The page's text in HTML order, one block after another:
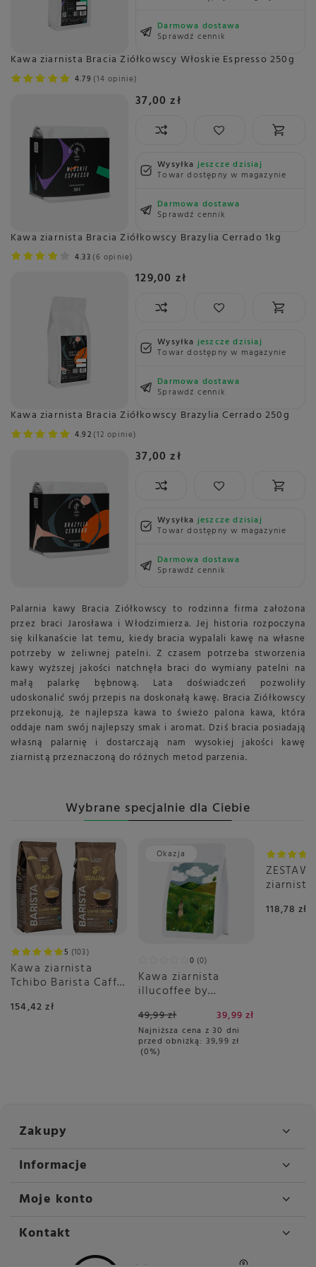
Darmowa dostawa
Sprawdź cennik
Kawa ziarnista Bracia Ziółkowscy Włoskie Espresso 250g
4.79 14 opinie
37,00 zł
Wysyłkajeszcze dzisiaj
Towar dostępny w magazynie
Darmowa dostawa
Sprawdź cennik
Kawa ziarnista Bracia Ziółkowscy Brazylia Cerrado 1kg
4.33 6 opinie
129,00 zł
Wysyłkajeszcze dzisiaj
Towar dostępny w magazynie
Darmowa dostawa
Sprawdź cennik
Kawa ziarnista Bracia Ziółkowscy Brazylia Cerrado 250g
4.92 12 opinie
37,00 zł
Wysyłkajeszcze dzisiaj
Towar dostępny w magazynie
Darmowa dostawa
Sprawdź cennik
Palarnia kawy Bracia Ziółkowscy to rodzinna firma założona
przez braci Jarosława i Włodzimierza. Jej historia rozpoczyna
się kilkanaście lat temu, kiedy bracia wypalali kawę na własne
potrzeby w żeliwnej patelni. Z czasem potrzeba stworzenia
kawy wyższej jakości natchnęła braci do wymiany patelni na
małą palarkę bębnową. Lata doświadczeń pozwoliły
udoskonalić swój przepis na doskonałą kawę. Bracia Ziółkowscy
przekonują, że najlepsza kawa to świeżo palona kawa, która
oddaje nam swój najlepszy smak i aromat. Dziś bracia posiadają
własną palarnię i dostarczają nam wysokiej jakości kawę
ziarnistą przeznaczoną do różnych metod parzenia.
Wybrane specjalnie dla Ciebie
5 103
Kawa ziarnista
Tchibo Barista Caffé
154,42 zł
Okazja
0 0
Kawa ziarnista
illucoffee by
po łące 250g
49,99 zł 39,99 zł
Najniższa cena z 30 dni
przed obniżką: 39,99 zł
0%
118,78 zł
Zakupy
Informacje
Moje konto
Kontakt